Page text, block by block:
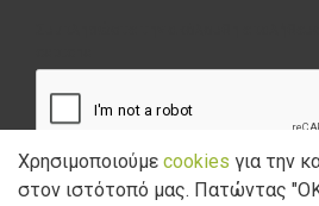
Έχω διαβάσει και αποδέχομαι την
Χρησιμοποιούμε cookies για την
στον ιστότοπό μας. Πατώντας